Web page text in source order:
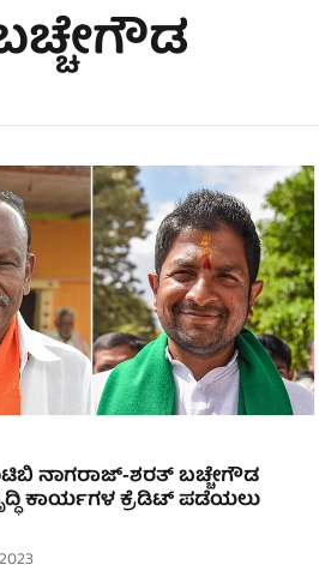
ನಾಗರಾಜ್-ಶರತ್ ಬಚ್ಚೇಗೌಡ
ಕಾರ್ಯಗಳ ಕ್ರೆಡಿಟ್ ಪಡೆಯಲು